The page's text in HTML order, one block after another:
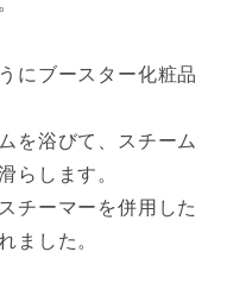
にブースター化粧品
を浴びて、スチーム
らします。
チーマーを併用した
ました。